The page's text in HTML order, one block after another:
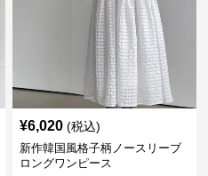
¥6,020 (税込)
新作韓国風格子柄ノースリーブ
ロングワンピース